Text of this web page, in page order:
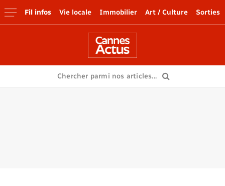
Fil infos Vie locale Immobilier Art / Culture Sorties